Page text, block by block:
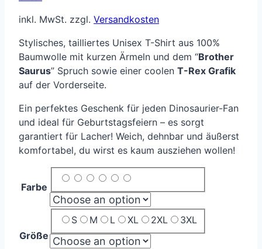
inkl. MwSt. zzgl. Versandkosten
Stylisches, tailliertes Unisex T-Shirt aus 100%
Baumwolle mit kurzen Ärmeln und dem “Brother
Saurus” Spruch sowie einer coolen T-Rex Grafik
auf der Vorderseite.
Ein perfektes Geschenk für jeden Dinosaurier-Fan
und ideal für Geburtstagsfeiern – es sorgt
garantiert für Lacher! Weich, dehnbar und äußerst
komfortabel, du wirst es kaum ausziehen wollen!
Farbe
Größe
S M L XL 2XL 3XL